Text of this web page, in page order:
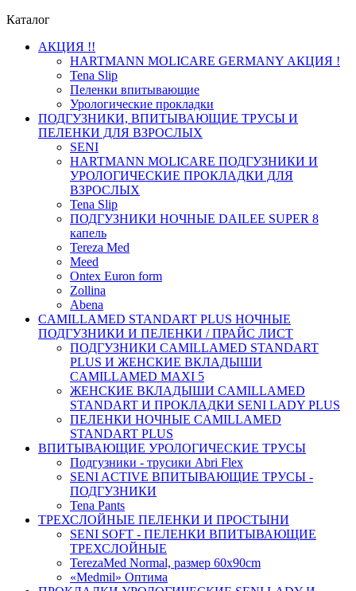
Каталог
АКЦИЯ !!
HARTMANN MOLICARE GERMANY АКЦИЯ !
Tena Slip
Пеленки впитывающие
Урологические прокладки
ПОДГУЗНИКИ, ВПИТЫВАЮЩИЕ ТРУСЫ И
ПЕЛЕНКИ ДЛЯ ВЗРОСЛЫХ
SENI
HARTMANN MOLICARE ПОДГУЗНИКИ И
УРОЛОГИЧЕСКИЕ ПРОКЛАДКИ ДЛЯ
ВЗРОСЛЫХ
Tena Slip
ПОДГУЗНИКИ НОЧНЫЕ DAILEE SUPER 8
капель
Tereza Med
Meed
Ontex Euron form
Zollina
Abena
CAMILLAMED STANDART PLUS НОЧНЫЕ
ПОДГУЗНИКИ И ПЕЛЕНКИ / ПРАЙС ЛИСТ
ПОДГУЗНИКИ CAMILLAMED STANDART
PLUS И ЖЕНСКИЕ ВКЛАДЫШИ
CAMILLAMED MAXI 5
ЖЕНСКИЕ ВКЛАДЫШИ CAMILLAMED
STANDART И ПРОКЛАДКИ SENI LADY PLUS
ПЕЛЕНКИ НОЧНЫЕ CAMILLAMED
STANDART PLUS
ВПИТЫВАЮЩИЕ УРОЛОГИЧЕСКИЕ ТРУСЫ
Подгузники - трусики Abri Flex
SENI ACTIVE ВПИТЫВАЮЩИЕ ТРУСЫ -
ПОДГУЗНИКИ
Tena Pants
ТРЕХСЛОЙНЫЕ ПЕЛЕНКИ И ПРОСТЫНИ
SENI SOFT - ПЕЛЕНКИ ВПИТЫВАЮЩИЕ
ТРЕХСЛОЙНЫЕ
TerezaMed Normal, размер 60x90cm
«Medmil» Оптима